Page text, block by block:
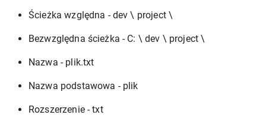
Ścieżka względna - dev \ project \
Bezwzględna ścieżka - C: \ dev \ project \
Nazwa - plik.txt
Nazwa podstawowa - plik
Rozszerzenie - txt